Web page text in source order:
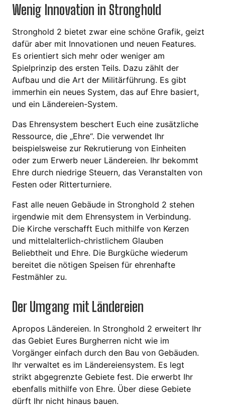
Wenig Innovation in Stronghold
Stronghold 2 bietet zwar eine schöne Grafik, geizt
dafür aber mit Innovationen und neuen Features.
Es orientiert sich mehr oder weniger am
Spielprinzip des ersten Teils. Dazu zählt der
Aufbau und die Art der Militärführung. Es gibt
immerhin ein neues System, das auf Ehre basiert,
und ein Ländereien-System.
Das Ehrensystem beschert Euch eine zusätzliche
Ressource, die „Ehre“. Die verwendet Ihr
beispielsweise zur Rekrutierung von Einheiten
oder zum Erwerb neuer Ländereien. Ihr bekommt
Ehre durch niedrige Steuern, das Veranstalten von
Festen oder Ritterturniere.
Fast alle neuen Gebäude in Stronghold 2 stehen
irgendwie mit dem Ehrensystem in Verbindung.
Die Kirche verschafft Euch mithilfe von Kerzen
und mittelalterlich-christlichem Glauben
Beliebtheit und Ehre. Die Burgküche wiederum
bereitet die nötigen Speisen für ehrenhafte
Festmähler zu.
Der Umgang mit Ländereien
Apropos Ländereien. In Stronghold 2 erweitert Ihr
das Gebiet Eures Burgherren nicht wie im
Vorgänger einfach durch den Bau von Gebäuden.
Ihr verwaltet es im Ländereiensystem. Es legt
strikt abgegrenzte Gebiete fest. Die erwerbt Ihr
ebenfalls mithilfe von Ehre. Über diese Gebiete
dürft Ihr nicht hinaus bauen.